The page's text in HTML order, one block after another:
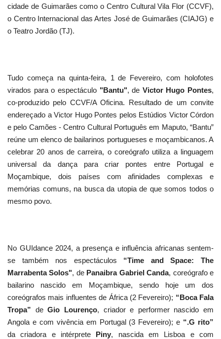
cidade de Guimarães como o Centro Cultural Vila Flor (CCVF),
o Centro Internacional das Artes José de Guimarães (CIAJG) e
o Teatro Jordão (TJ).
Tudo começa na quinta-feira, 1 de Fevereiro, com holofotes
virados para o espectáculo "Bantu", de Victor Hugo Pontes,
co-produzido pelo CCVF/A Oficina. Resultado de um convite
endereçado a Victor Hugo Pontes pelos Estúdios Victor Córdon
e pelo Camões - Centro Cultural Português em Maputo, “Bantu”
reúne um elenco de bailarinos portugueses e moçambicanos. A
celebrar 20 anos de carreira, o coreógrafo utiliza a linguagem
universal da dança para criar pontes entre Portugal e
Moçambique, dois países com afinidades complexas e
memórias comuns, na busca da utopia de que somos todos o
mesmo povo.
No GUIdance 2024, a presença e influência africanas sentem-
se também nos espectáculos “Time and Space: The
Marrabenta Solos", de Panaibra Gabriel Canda, coreógrafo e
bailarino nascido em Moçambique, sendo hoje um dos
coreógrafos mais influentes de África (2 Fevereiro); “Boca Fala
Tropa” deGio Lourenço, criador e performer nascido em
Angola e com vivência em Portugal (3 Fevereiro); e “.G rito”
da criadora e intérprete Piny, nascida em Lisboa e com